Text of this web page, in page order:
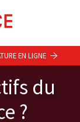
du
?
EN LIGNE